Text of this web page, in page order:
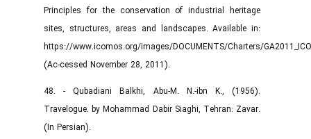
Principles for the conservation of industrial heritage
sites, structures, areas and landscapes. Available in:
https://www.icomos.org/images/DOCUMENTS/Charters/
(Ac-cessed November 28, 2011).
48. - Qubadiani Balkhi, Abu-M. N.-ibn K., (1956).
Travelogue. by Mohammad Dabir Siaghi, Tehran: Zavar.
(In Persian).